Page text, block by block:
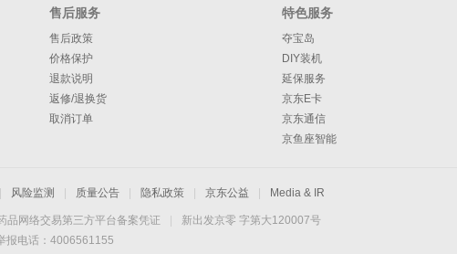
售后服务
售后政策
价格保护
退款说明
返修/退换货
取消订单
特色服务
夺宝岛
DIY装机
延保服务
京东E卡
京东通信
京鱼座智能
风险监测 质量公告 隐私政策 京东公益 Media & IR
品网络交易第三方平台备案凭证
新出发京零 字第大120007号
报电话：4006561155